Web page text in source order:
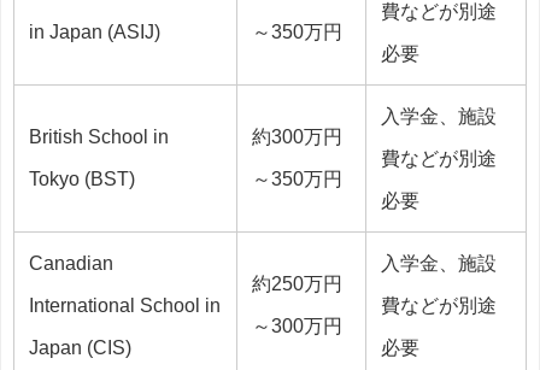
in Japan (ASIJ) ～350万円
費などが別途
必要
British School in
Tokyo (BST)
約300万円
～350万円
入学金、施設
費などが別途
必要
Canadian
International School in
Japan (CIS)
約250万円
～300万円
入学金、施設
費などが別途
必要